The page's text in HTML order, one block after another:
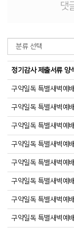
댓
정기감사 제출서류 양
구약일독 특별새벽예
구약일독 특별새벽예
구약일독 특별새벽예
구약일독 특별새벽예
구약일독 특별새벽예
구약일독 특별새벽예
구약일독 특별새벽예
구약일독 특별새벽예